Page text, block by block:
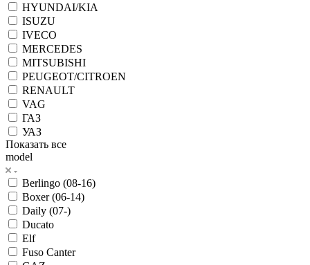
HYUNDAI/KIA
ISUZU
IVECO
MERCEDES
MITSUBISHI
PEUGEOT/CITROEN
RENAULT
VAG
ГАЗ
УАЗ
Показать все
model
Berlingo (08-16)
Boxer (06-14)
Daily (07-)
Ducato
Elf
Fuso Canter